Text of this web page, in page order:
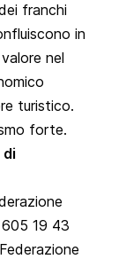
franchi
in
nel
turistico.
forte.
19 43